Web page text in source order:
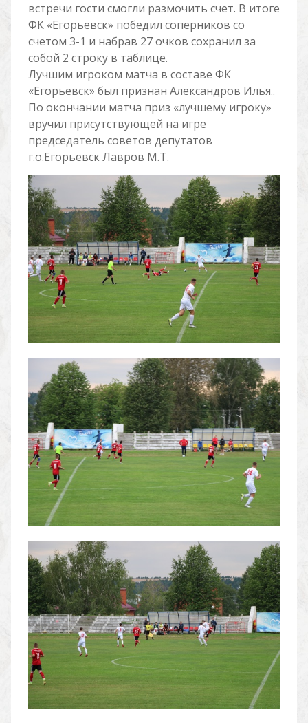
встречи гости смогли размочить счет. В итоге
ФК «Егорьевск» победил соперников со
счетом 3-1 и набрав 27 очков сохранил за
собой 2 строку в таблице.
Лучшим игроком матча в составе ФК
«Егорьевск» был признан Александров Илья..
По окончании матча приз «лучшему игроку»
вручил присутствующей на игре
председатель советов депутатов
г.о.Егорьевск Лавров М.Т.